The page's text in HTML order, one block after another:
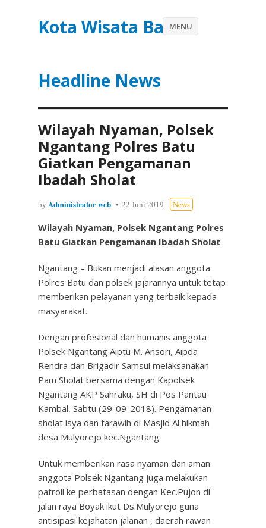
Kota Wisata Batu
Headline News
MENU
Wilayah Nyaman, Polsek
Ngantang Polres Batu
Giatkan Pengamanan
Ibadah Sholat
by Administrator web 22 Juni 2019 News
Wilayah Nyaman, Polsek Ngantang Polres
Batu Giatkan Pengamanan Ibadah Sholat
Ngantang – Bukan menjadi alasan anggota
Polres Batu dan polsek jajarannya untuk tetap
memberikan pelayanan yang terbaik kepada
masyarakat.
Dengan profesional dan humanis anggota
Polsek Ngantang Aiptu M. Ansori, Aipda
Rendra dan Brigadir Samsul melaksanakan
Pam Sholat bersama dengan Kapolsek
Ngantang AKP Sahraku, SH di Pos Pantau
Kambal, Sabtu (29-09-2018). Pengamanan
sholat isya dan tarawih di Masjid Al hikmah
desa Mulyorejo kec.Ngantang.
Untuk memberikan rasa nyaman dan aman
anggota Polsek Ngantang juga melakukan
patroli ke perbatasan dengan Kec.Pujon di
jalan raya Boyak ikut Ds.Mulyorejo guna
antisipasi kejahatan jalanan , daerah rawan